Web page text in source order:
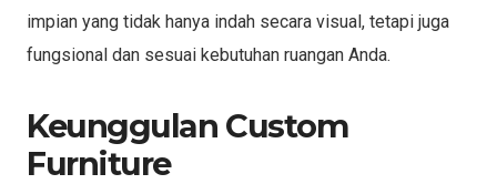
impian yang tidak hanya indah secara visual, tetapi juga
fungsional dan sesuai kebutuhan ruangan Anda.
Keunggulan Custom
Furniture